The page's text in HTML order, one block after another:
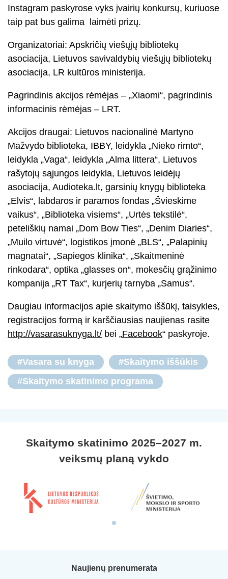
Instagram paskyrose vyks įvairių konkursų, kuriuose
taip pat bus galima laimėti prizų.
Organizatoriai: Apskričių viešųjų bibliotekų
asociacija, Lietuvos savivaldybių viešųjų bibliotekų
asociacija, LR kultūros ministerija.
Pagrindinis akcijos rėmėjas – „Xiaomi“, pagrindinis
informacinis rėmėjas – LRT.
Akcijos draugai: Lietuvos nacionalinė Martyno
Mažvydo biblioteka, IBBY, leidykla „Nieko rimto“,
leidykla „Vaga“, leidykla „Alma littera“, Lietuvos
rašytojų sąjungos leidykla, Lietuvos leidėjų
asociacija, Audioteka.lt, garsinių knygų biblioteka
„Elvis“, labdaros ir paramos fondas „Švieskime
vaikus“, „Biblioteka visiems“, „Urtės tekstilė“,
peteliškių namai „Dom Bow Ties“, „Denim Diaries“,
„Muilo virtuvė“, logistikos įmonė „BLS“, „Palapinių
magnatai“, „Sapiegos klinika“, „Skaitmeninė
rinkodara“, optika „glasses on“, mokesčių grąžinimo
kompanija „RT Tax“, kurjerių tarnyba „Samus“.
Daugiau informacijos apie skaitymo iššūkį, taisykles,
registracijos formą ir karščiausias naujienas rasite
http://vasarasuknyga.lt/ bei „Facebook“ paskyroje.
#Vasara su knyga
#Skaitymo iššūkis
#Skaitymo skatinimo programa
Skaitymo skatinimo 2025–2027 m.
veiksmų planą vykdo
Naujienų prenumerata